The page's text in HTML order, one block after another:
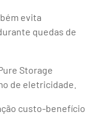
evita
quedas de
Storage
de eletricidade.
custo-benefício